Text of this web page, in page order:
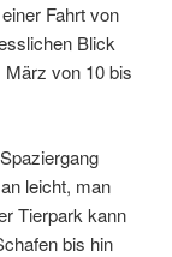
Fahrt von
Blick
März von 10 bis
leicht, man
Tierpark kann
bis hin